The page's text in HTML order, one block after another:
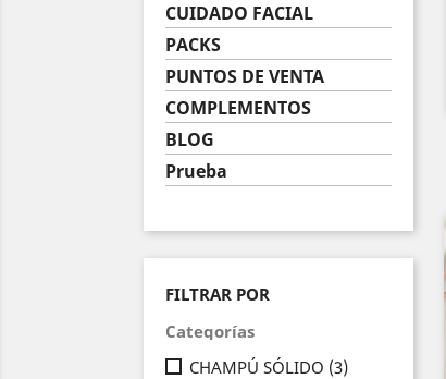
CUIDADO FACIAL
PACKS
PUNTOS DE VENTA
COMPLEMENTOS
BLOG
Prueba
FILTRAR POR
Categorías
CHAMPÚ SÓLIDO (3)